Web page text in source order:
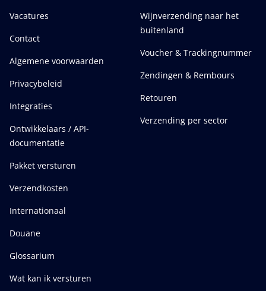
Vacatures
Contact
Algemene voorwaarden
Privacybeleid
Integraties
Ontwikkelaars / API-
documentatie
Pakket versturen
Verzendkosten
Internationaal
Douane
Glossarium
Wat kan ik versturen
Wijnverzending naar het
buitenland
Voucher & Trackingnummer
Zendingen & Rembours
Retouren
Verzending per sector